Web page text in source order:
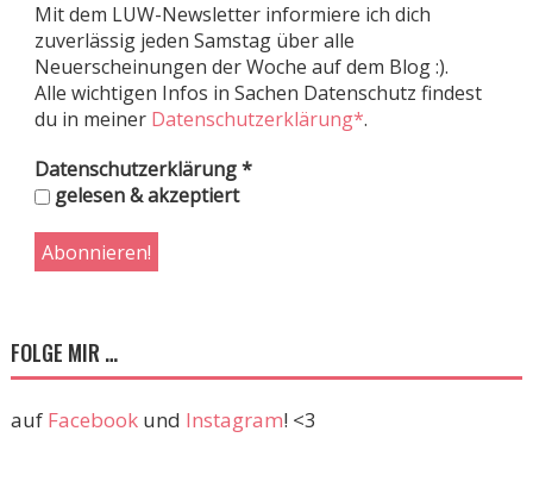
Mit dem LUW-Newsletter informiere ich dich
zuverlässig jeden Samstag über alle
Neuerscheinungen der Woche auf dem Blog :).
Alle wichtigen Infos in Sachen Datenschutz findest
du in meiner Datenschutzerklärung*.
Datenschutzerklärung*
gelesen & akzeptiert
FOLGE MIR …
auf Facebookund Instagram! <3